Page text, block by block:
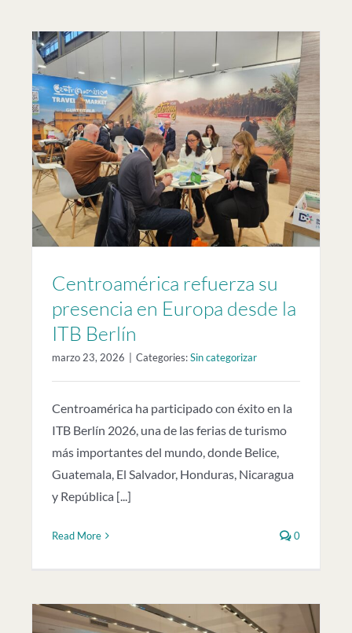
Centroamérica refuerza su
presencia en Europa desde la
ITB Berlín
marzo 23, 2026 Categories:Sin categorizar
Centroamérica ha participado con éxito en la
ITB Berlín 2026, una de las ferias de turismo
más importantes del mundo, donde Belice,
Guatemala, El Salvador, Honduras, Nicaragua
y República [...]
Read More 0